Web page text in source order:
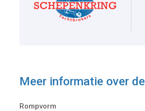
Meer informatie over de
Rompvorm